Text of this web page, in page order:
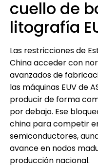
cuello de
litografía
Las restricciones de
China acceder con
avanzados de
las máquinas EUV de
producir de forma
por debajo. Ese
china para competir
semiconductores,
avance en nodos
producción nacional.